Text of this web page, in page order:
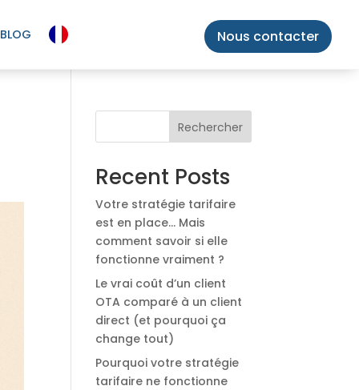
BLOG Nous contacter
Rechercher
Recent Posts
Votre stratégie tarifaire
est en place… Mais
comment savoir si elle
fonctionne vraiment ?
Le vrai coût d’un client
OTA comparé à un client
direct (et pourquoi ça
change tout)
Pourquoi votre stratégie
tarifaire ne fonctionne